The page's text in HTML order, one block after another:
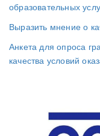
образовательных
Выразить мнение о
Анкета для опроса
качества условий